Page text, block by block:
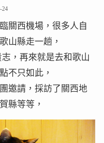
24
關西機場，很多人自
山縣走一趟，
，再來就是去和歌山
不只如此，
邀請，採訪了關西地
縣等等，